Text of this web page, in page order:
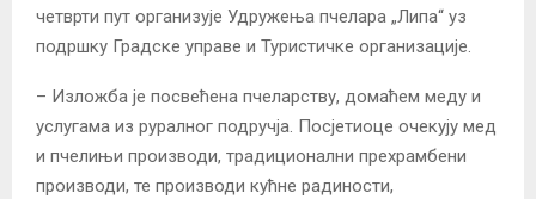
четврти пут организује Удружења пчелара „Липа“ уз
подршку Градске управе и Туристичке организације.
– Изложба је посвећена пчеларству, домаћем меду и
услугама из руралног подручја. Посјетиоце очекују мед
и пчелињи производи, традиционални прехрамбени
производи, те производи кућне радиности,